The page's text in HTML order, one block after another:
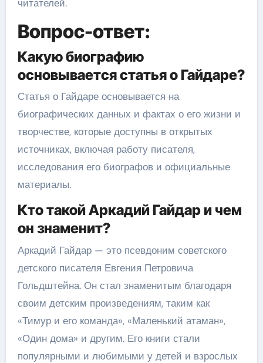
читателей.
Вопрос-ответ:
Какую биографию
основывается статья о Гайдаре?
Статья о Гайдаре основывается на
биографических данных и фактах о его жизни и
творчестве, которые доступны в открытых
источниках, включая работу писателя,
исследования его биографов и официальные
материалы.
Кто такой Аркадий Гайдар и чем
он знаменит?
Аркадий Гайдар — это псевдоним советского
детского писателя Евгения Петровича
Гольдштейна. Он стал знаменитым благодаря
своим детским произведениям, таким как
«Тимур и его команда», «Маленький атаман»,
«Один дома» и другим. Его книги стали
популярными и любимыми у детей и взрослых